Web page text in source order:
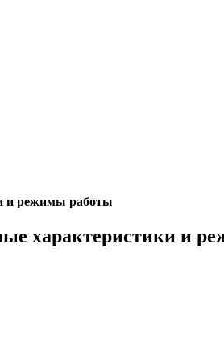
и режимы работы
характеристики и